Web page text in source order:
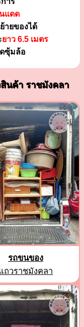
แดด
ายของได้
ยาว 6.5 เมตร
ซุ้มล้อ
นค้า ราชมังคลา
รถขนของ
ถวราชมังคลา